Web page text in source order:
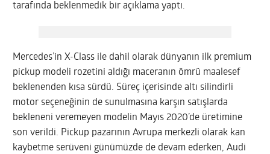
tarafında beklenmedik bir açıklama yaptı.
Mercedes’in X-Class ile dahil olarak dünyanın ilk premium
pickup modeli rozetini aldığı maceranın ömrü maalesef
beklenenden kısa sürdü. Süreç içerisinde altı silindirli
motor seçeneğinin de sunulmasına karşın satışlarda
bekleneni veremeyen modelin Mayıs 2020’de üretimine
son verildi. Pickup pazarının Avrupa merkezli olarak kan
kaybetme serüveni günümüzde de devam ederken, Audi